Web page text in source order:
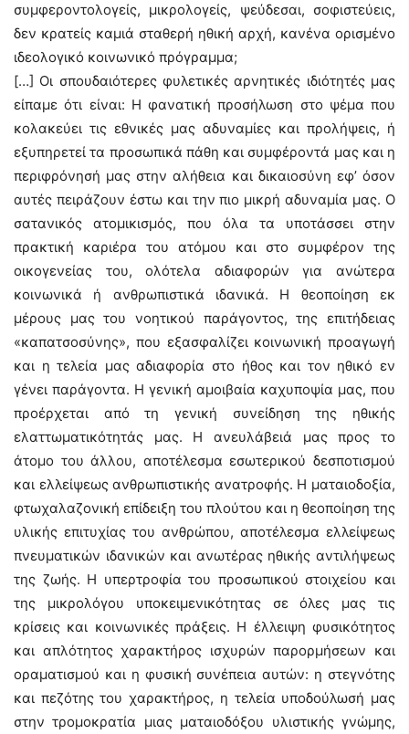
συμφεροντολογείς, μικρολογείς, ψεύδεσαι, σοφιστεύεις,
δεν κρατείς καμιά σταθερή ηθική αρχή, κανένα ορισμένο
ιδεολογικό κοινωνικό πρόγραμμα;
[…] Οι σπουδαιότερες φυλετικές αρνητικές ιδιότητές μας
είπαμε ότι είναι: Η φανατική προσήλωση στο ψέμα που
κολακεύει τις εθνικές μας αδυναμίες και προλήψεις, ή
εξυπηρετεί τα προσωπικά πάθη και συμφέροντά μας και η
περιφρόνησή μας στην αλήθεια και δικαιοσύνη εφ’ όσον
αυτές πειράζουν έστω και την πιο μικρή αδυναμία μας. Ο
σατανικός ατομικισμός, που όλα τα υποτάσσει στην
πρακτική καριέρα του ατόμου και στο συμφέρον της
οικογενείας του, ολότελα αδιαφορών για ανώτερα
κοινωνικά ή ανθρωπιστικά ιδανικά. Η θεοποίηση εκ
μέρους μας του νοητικού παράγοντος, της επιτήδειας
«καπατσοσύνης», που εξασφαλίζει κοινωνική προαγωγή
και η τελεία μας αδιαφορία στο ήθος και τον ηθικό εν
γένει παράγοντα. Η γενική αμοιβαία καχυποψία μας, που
προέρχεται από τη γενική συνείδηση της ηθικής
ελαττωματικότητάς μας. Η ανευλάβειά μας προς το
άτομο του άλλου, αποτέλεσμα εσωτερικού δεσποτισμού
και ελλείψεως ανθρωπιστικής ανατροφής. Η ματαιοδοξία,
φτωχαλαζονική επίδειξη του πλούτου και η θεοποίηση της
υλικής επιτυχίας του ανθρώπου, αποτέλεσμα ελλείψεως
πνευματικών ιδανικών και ανωτέρας ηθικής αντιλήψεως
της ζωής. Η υπερτροφία του προσωπικού στοιχείου και
της μικρολόγου υποκειμενικότητας σε όλες μας τις
κρίσεις και κοινωνικές πράξεις. Η έλλειψη φυσικότητος
και απλότητος χαρακτήρος ισχυρών παρορμήσεων και
οραματισμού και η φυσική συνέπεια αυτών: η στεγνότης
και πεζότης του χαρακτήρος, η τελεία υποδούλωσή μας
στην τρομοκρατία μιας ματαιοδόξου υλιστικής γνώμης,